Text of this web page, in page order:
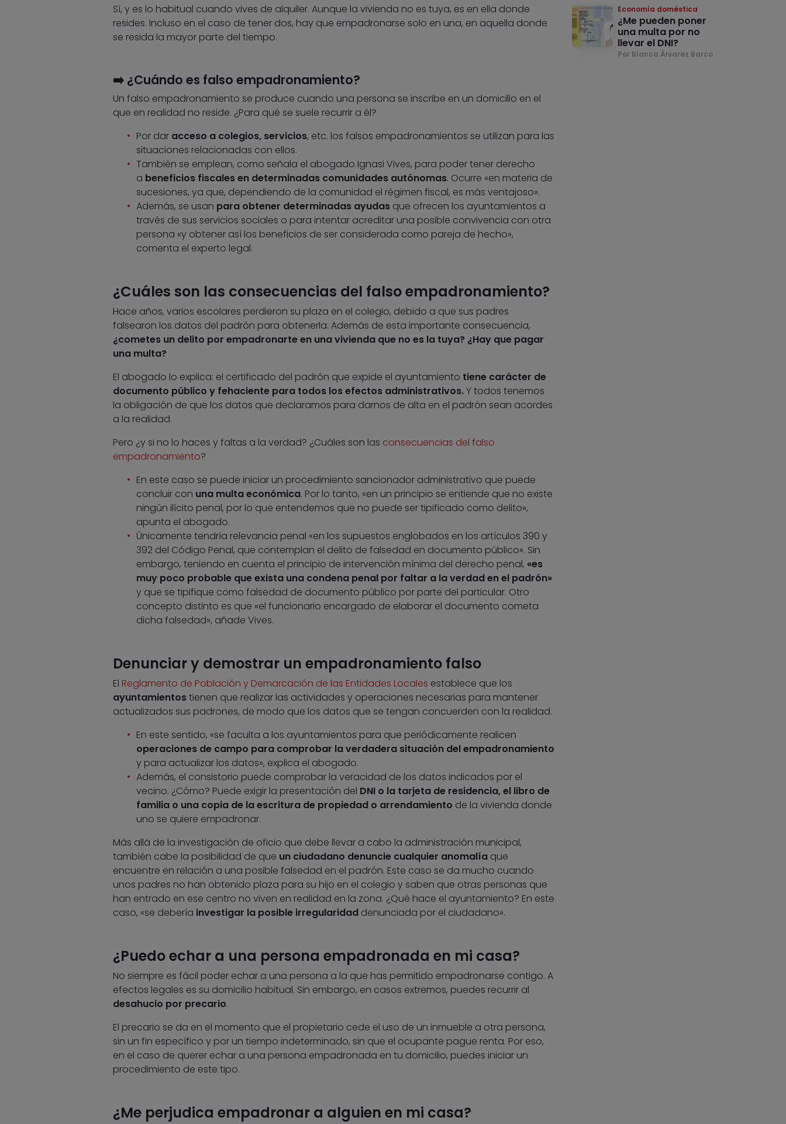
Sí, y es lo habitual cuando vives de alquiler. Aunque la vivienda no es tuya, es en ella donde
resides. Incluso en el caso de tener dos, hay que empadronarse solo en una, en aquella donde
se resida la mayor parte del tiempo.
➡️ ¿Cuándo es falso empadronamiento?
Un falso empadronamiento se produce cuando una persona se inscribe en un domicilio en el
que en realidad no reside. ¿Para qué se suele recurrir a él?
Por dar acceso a colegios, servicios, etc. los falsos empadronamientos se utilizan para las
situaciones relacionadas con ellos.
También se emplean, como señala el abogado Ignasi Vives, para poder tener derecho
a beneficios fiscales en determinadas comunidades autónomas. Ocurre «en materia de
sucesiones, ya que, dependiendo de la comunidad el régimen fiscal, es más ventajoso».
Además, se usan para obtener determinadas ayudasque ofrecen los ayuntamientos a
través de sus servicios sociales o para intentar acreditar una posible convivencia con otra
persona «y obtener así los beneficios de ser considerada como pareja de hecho»,
comenta el experto legal.
¿Cuáles son las consecuencias del falso empadronamiento?
Hace años, varios escolares perdieron su plaza en el colegio, debido a que sus padres
falsearon los datos del padrón para obtenerla. Además de esta importante consecuencia,
¿cometes un delito por empadronarte en una vivienda que no es la tuya? ¿Hay que pagar
una multa?
El abogado lo explica: el certificado del padrón que expide el ayuntamiento tiene carácter de
documento público y fehaciente para todos los efectos administrativos.Y todos tenemos
la obligación de que los datos que declaramos para darnos de alta en el padrón sean acordes
a la realidad.
Pero ¿y si no lo haces y faltas a la verdad? ¿Cuáles son las consecuencias del falso
empadronamiento?
En este caso se puede iniciar un procedimiento sancionador administrativo que puede
concluir con una multa económica. Por lo tanto, «en un principio se entiende que no existe
ningún ilícito penal, por lo que entendemos que no puede ser tipificado como delito»,
apunta el abogado.
Únicamente tendría relevancia penal «en los supuestos englobados en los artículos 390 y
392 del Código Penal, que contemplan el delito de falsedad en documento público». Sin
embargo, teniendo en cuenta el principio de intervención mínima del derecho penal, «es
muy poco probable que exista una condena penal por faltar a la verdad en el padrón»
y que se tipifique como falsedad de documento público por parte del particular. Otro
concepto distinto es que «el funcionario encargado de elaborar el documento cometa
dicha falsedad», añade Vives.
Denunciar y demostrar un empadronamiento falso
El Reglamento de Población y Demarcación de las Entidades Locales establece que los
ayuntamientostienen que realizar las actividades y operaciones necesarias para mantener
actualizados sus padrones, de modo que los datos que se tengan concuerden con la realidad.
En este sentido, «se faculta a los ayuntamientos para que periódicamente realicen
operaciones de campo para comprobar la verdadera situación del empadronamiento
y para actualizar los datos», explica el abogado.
Además, el consistorio puede comprobar la veracidad de los datos indicados por el
vecino. ¿Cómo? Puede exigir la presentación del DNI o la tarjeta de residencia, el libro de
familia o una copia de la escritura de propiedad o arrendamiento de la vivienda donde
uno se quiere empadronar.
Más allá de la investigación de oficio que debe llevar a cabo la administración municipal,
también cabe la posibilidad de que un ciudadano denuncie cualquier anomalíaque
encuentre en relación a una posible falsedad en el padrón. Este caso se da mucho cuando
unos padres no han obtenido plaza para su hijo en el colegio y saben que otras personas que
han entrado en ese centro no viven en realidad en la zona. ¿Qué hace el ayuntamiento? En este
caso, «se debería investigar la posible irregularidaddenunciada por el ciudadano».
¿Puedo echar a una persona empadronada en mi casa?
No siempre es fácil poder echar a una persona a la que has permitido empadronarse contigo. A
efectos legales es su domicilio habitual. Sin embargo, en casos extremos, puedes recurrir al
desahucio por precario.
El precario se da en el momento que el propietario cede el uso de un inmueble a otra persona,
sin un fin específico y por un tiempo indeterminado, sin que el ocupante pague renta. Por eso,
en el caso de querer echar a una persona empadronada en tu domicilio, puedes iniciar un
procedimiento de este tipo.
¿Me perjudica empadronar a alguien en mi casa?
Economía doméstica
¿Me pueden poner
una multa por no
llevar el DNI?
Por Blanca Álvarez Barco